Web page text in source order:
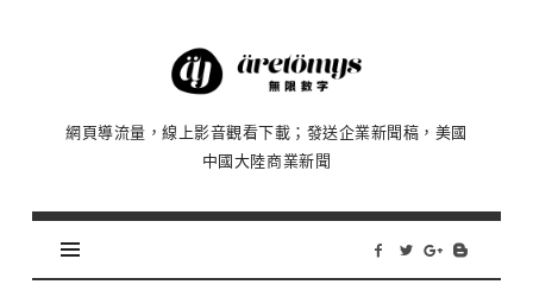
Äretömyys
無
數
|
網頁導流量，線上影音觀看下載；發送企業新聞稿，美國
中國大陸商業新聞